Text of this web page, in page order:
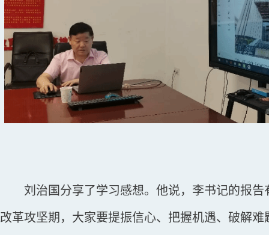
刘治国分享了学习感想。他说，李书记的报
改革攻坚期，大家要提振信心、把握机遇、破解